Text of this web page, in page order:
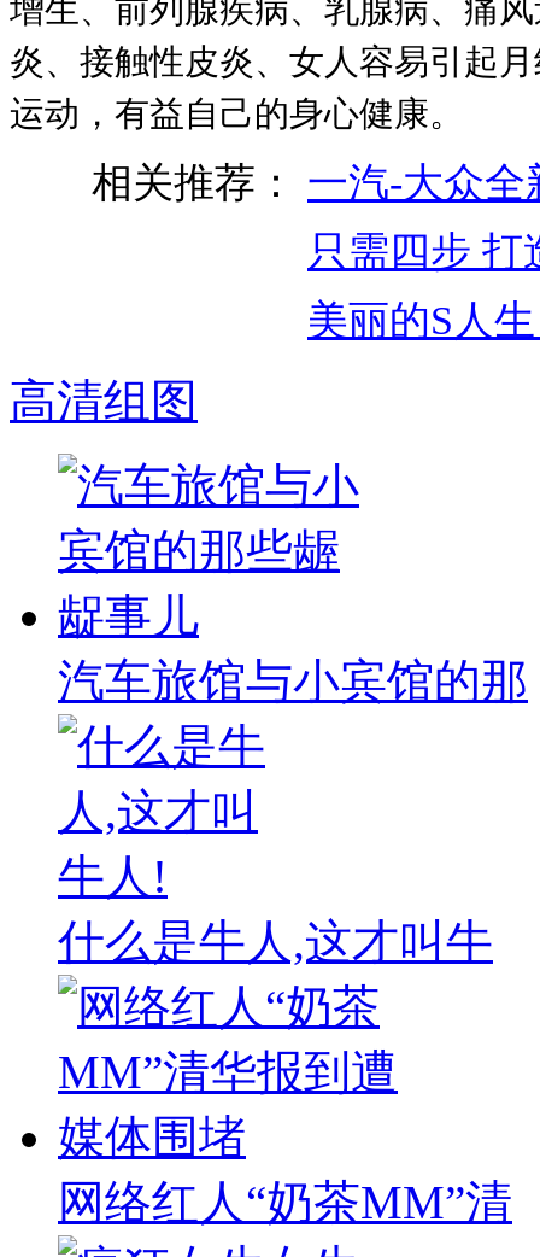
增生、前列腺疾病、乳腺病、痛
炎、接触性皮炎、女人容易引起
运动，有益自己的身心健康。
相关推荐： 一汽-大众全
只需四步 打
美丽的S人
高清组图
汽车旅馆与小宾馆的那
什么是牛人,这才叫牛
网络红人“奶茶MM”清